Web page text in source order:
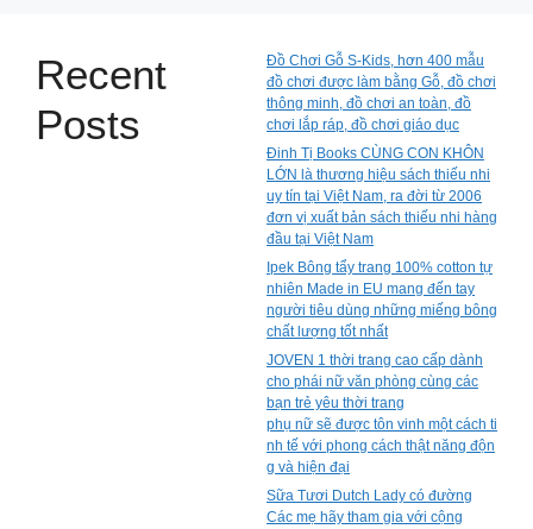
Recent
Posts
Đồ Chơi Gỗ S-Kids, hơn 400 mẫu
đồ chơi được làm bằng Gỗ, đồ chơi
thông minh, đồ chơi an toàn, đồ
chơi lắp ráp, đồ chơi giáo dục
Đinh Tị Books CÙNG CON KHÔN
LỚN là thương hiệu sách thiếu nhi
uy tín tại Việt Nam, ra đời từ 2006
đơn vị xuất bản sách thiếu nhi hàng
đầu tại Việt Nam
Ipek Bông tẩy trang 100% cotton tự
nhiên Made in EU mang đến tay
người tiêu dùng những miếng bông
chất lượng tốt nhất
JOVEN 1 thời trang cao cấp dành
cho phái nữ văn phòng cùng các
bạn trẻ yêu thời trang
phụ nữ sẽ được tôn vinh một cách ti
nh tế với phong cách thật năng độn
g và hiện đại
Sữa Tươi Dutch Lady có đường
Các mẹ hãy tham gia với cộng